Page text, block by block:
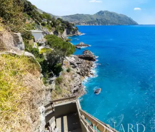
Эта собственность — четкое
статусе. Владение виллой на первой
открывает доступ в эксклюзивный
измеряется приватностью, тишиной и
непосредственным контактом с
идеальное убежище на
высоколиквидный актив в контексте
недвижимости.